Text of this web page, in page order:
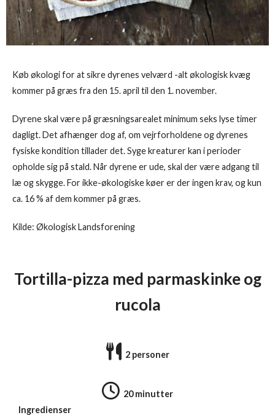
Køb økologi for at sikre dyrenes velværd -alt økologisk kvæg
kommer på græs fra den 15. april til den 1. november.
Dyrene skal være på græsningsarealet minimum seks lyse timer
dagligt. Det afhænger dog af, om vejrforholdene og dyrenes
fysiske kondition tillader det. Syge kreaturer kan i perioder
opholde sig på stald. Når dyrene er ude, skal der være adgang til
læ og skygge. For ikke-økologiske køer er der ingen krav, og kun
ca. 16 % af dem kommer på græs.
Kilde: Økologisk Landsforening
Tortilla-pizza med parmaskinke og
rucola
2 personer
20 minutter
Ingredienser